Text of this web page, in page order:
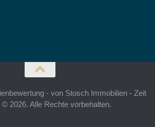
- von Stosch Immobilien - Zeit
© 2026. Alle Rechte vorbehalten.